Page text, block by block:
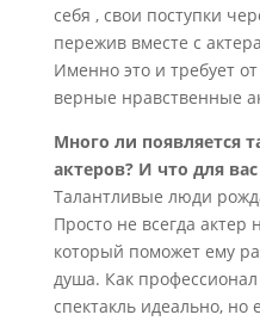
себя , свои поступки
пережив вместе с
Именно это и требует
верные нравственные
Много ли появляется
актеров? И что для вас
Талантливые люди
Просто не всегда актер
который поможет ему
душа. Как
спектакль идеально, но